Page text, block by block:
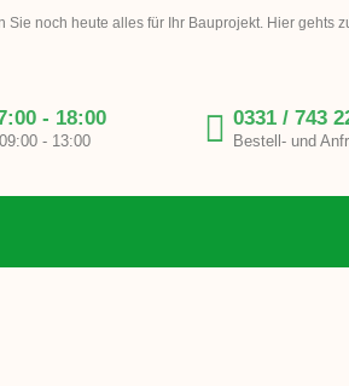
noch heute alles für Ihr Bauprojekt. Hier gehts
- 18:00
- 13:00
0331 / 743
Bestell- und